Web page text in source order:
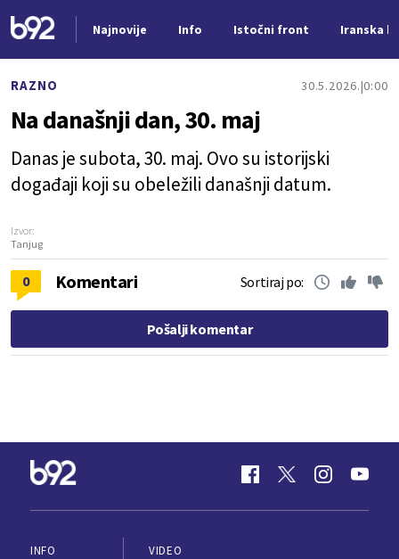
Najnovije Info Istočni front Iranska
RAZNO 30.5.2026. 0:00
Na današnji dan, 30. maj
Danas je subota, 30. maj. Ovo su istorijski
događaji koji su obeležili današnji datum.
Izvor:
Tanjug
0 Komentari Sortiraj po:
Pošalji komentar
INFO
VIDEO